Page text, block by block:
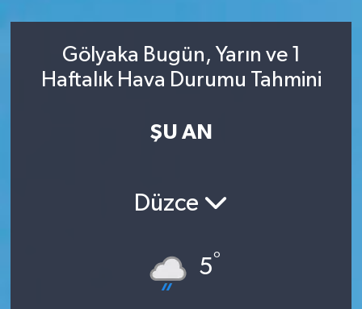
Gölyaka Bugün, Yarın ve 1
Haftalık Hava Durumu Tahmini
ŞU AN
Düzce
5°
İzmir
Sağlık
İzmir Trafik Yoğunluk Haritası
Süper Lig Puan Durumu ve Fikstür